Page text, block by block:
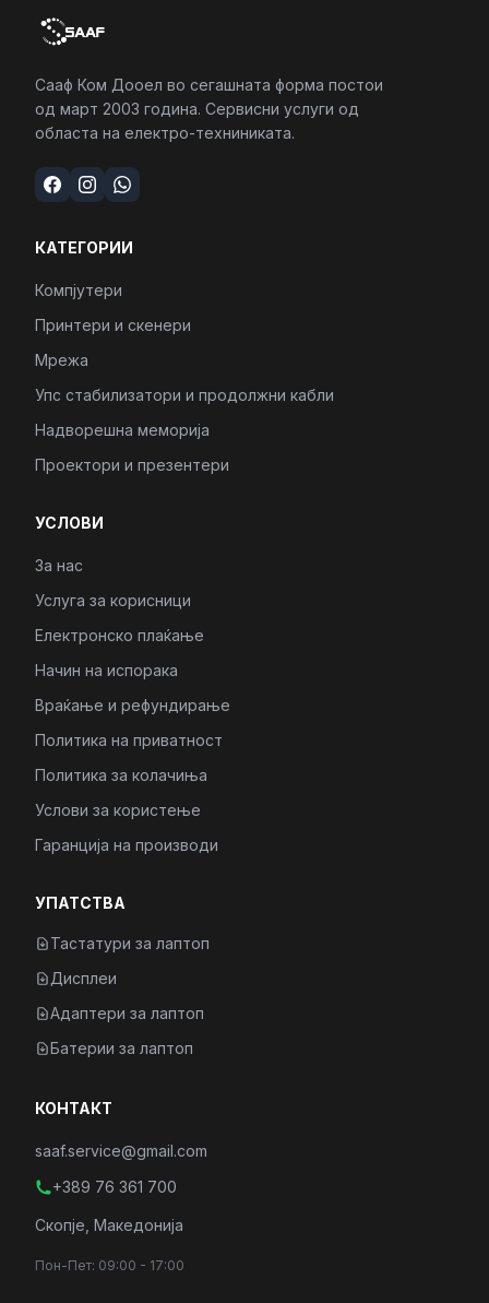
Сааф Ком Дооел во сегашната форма постои
од март 2003 година. Сервисни услуги од
областа на електро-техниниката.
КАТЕГОРИИ
Компјутери
Принтери и скенери
Мрежа
Упс стабилизатори и продолжни кабли
Надворешна меморија
Проектори и презентери
УСЛОВИ
За нас
Услуга за корисници
Електронско плаќање
Начин на испорака
Враќање и рефундирање
Политика на приватност
Политика за колачиња
Услови за користење
Гаранција на производи
УПАТСТВА
Тастатури за лаптоп
Дисплеи
Адаптери за лаптоп
Батерии за лаптоп
КОНТАКТ
saaf.service@gmail.com
+389 76 361 700
Скопје, Македонија
Пон-Пет: 09:00 - 17:00